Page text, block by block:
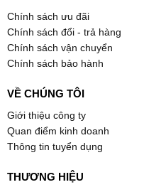
Chính sách ưu đãi
Chính sách đổi - trả hàng
Chính sách vận chuyển
Chính sách bảo hành
VỀ CHÚNG TÔI
Giới thiệu công ty
Quan điểm kinh doanh
Thông tin tuyển dụng
THƯƠNG HIỆU